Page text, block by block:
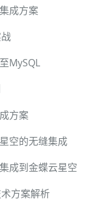
成方案
MySQL
方案
空的无缝集成
成到金蝶云星空
方案解析